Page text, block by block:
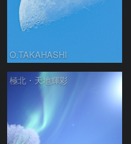
O.TAKAHASHI
極北・天地輝彩